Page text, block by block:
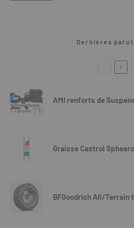
Dernières
AMI renforts de
Graisse Castrol
BFGoodrich All/Terrain